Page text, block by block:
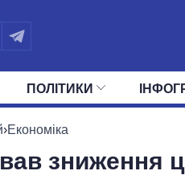
ПОЛIТИКИ
ПРЕЗИДЕНТ І ОФІС
›Економіка
зниження